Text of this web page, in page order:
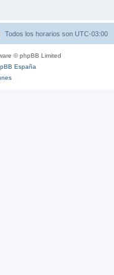
Todos los horarios son UTC-03:00
© phpBB Limited
España